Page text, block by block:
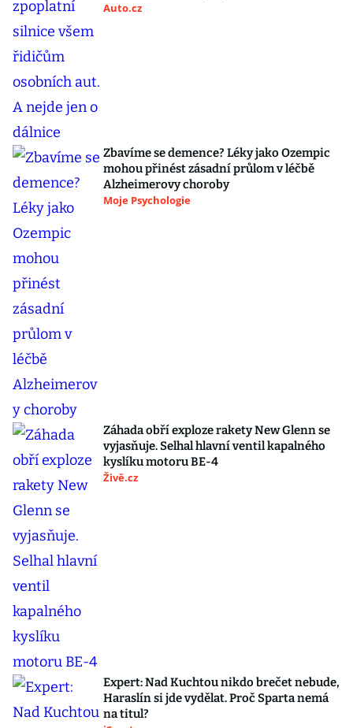
Auto.cz
Zbavíme se demence? Léky jako Ozempic
mohou přinést zásadní průlom v léčbě
Alzheimerovy choroby
Moje Psychologie
Záhada obří exploze rakety New Glenn se
vyjasňuje. Selhal hlavní ventil kapalného
kyslíku motoru BE-4
Živě.cz
Expert: Nad Kuchtou nikdo brečet nebude,
Haraslín si jde vydělat. Proč Sparta nemá
na titul?